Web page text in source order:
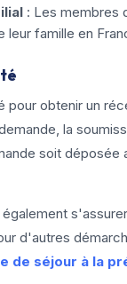
: Les membres
leur famille en
pour obtenir un
la
soit
d'autres
de séjour à la